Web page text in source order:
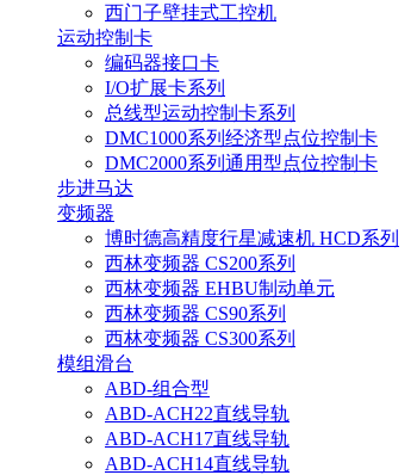
西门子壁挂式工控机
运动控制卡
编码器接口卡
I/O扩展卡系列
总线型运动控制卡系列
DMC1000系列经济型点位控制卡
DMC2000系列通用型点位控制卡
步进马达
变频器
博时德高精度行星减速机 HCD系列
西林变频器 CS200系列
西林变频器 EHBU制动单元
西林变频器 CS90系列
西林变频器 CS300系列
模组滑台
ABD-组合型
ABD-ACH22直线导轨
ABD-ACH17直线导轨
ABD-ACH14直线导轨